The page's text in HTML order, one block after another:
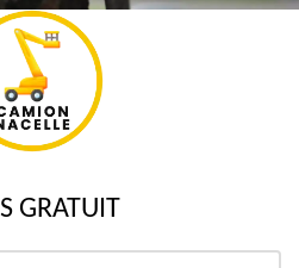
GRATUIT